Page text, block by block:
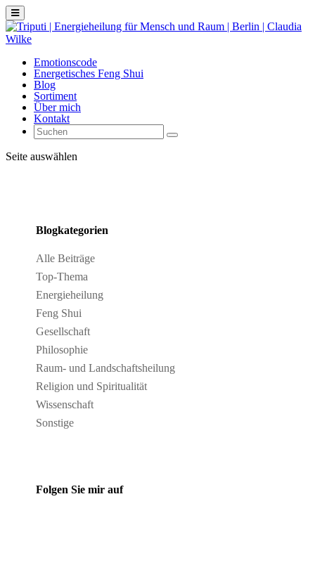
Emotionscode
Energetisches Feng Shui
Blog
Sortiment
Über mich
Kontakt
Seite auswählen
Blogkategorien
Alle Beiträge
Top-Thema
Energieheilung
Feng Shui
Gesellschaft
Philosophie
Raum- und Landschaftsheilung
Religion und Spiritualität
Wissenschaft
Sonstige
Folgen Sie mir auf